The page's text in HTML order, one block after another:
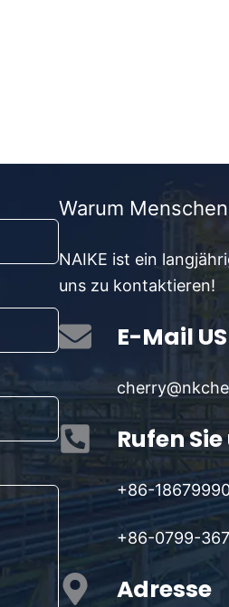
Warum
NAIKE ist ein
uns zu kontaktieren!
E-Mail US
Rufen
+86-
+86-0799-
Adresse